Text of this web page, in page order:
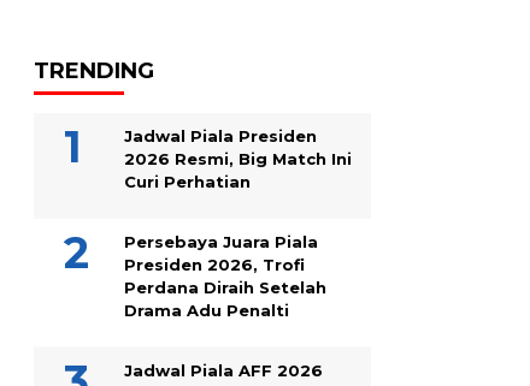
TRENDING
Jadwal Piala Presiden
2026 Resmi, Big Match Ini
Curi Perhatian
Persebaya Juara Piala
Presiden 2026, Trofi
Perdana Diraih Setelah
Drama Adu Penalti
Jadwal Piala AFF 2026